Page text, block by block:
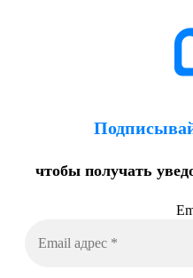
чтобы получать